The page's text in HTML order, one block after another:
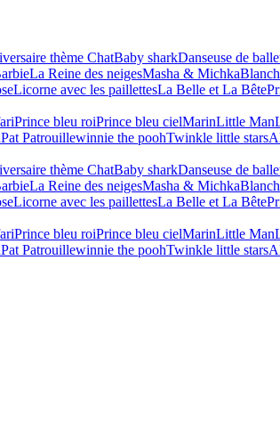
thème ChatBaby sharkDanseuse de
La Reine des neigesMasha & Michka
Licorne avec les paillettesLa Belle et La Bête
Prince bleu roiPrince bleu cielMarinLittle Man
Pat Patrouillewinnie the poohTwinkle little stars
thème ChatBaby sharkDanseuse de
La Reine des neigesMasha & Michka
Licorne avec les paillettesLa Belle et La Bête
Prince bleu roiPrince bleu cielMarinLittle Man
Pat Patrouillewinnie the poohTwinkle little stars